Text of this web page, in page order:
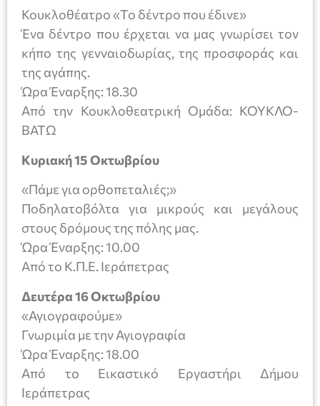
Κουκλοθέατρο «Το δέντρο που έδινε»
Ένα δέντρο που έρχεται να μας γνωρίσει τον
κήπο της γενναιοδωρίας, της προσφοράς και
της αγάπης.
Ώρα Έναρξης: 18.30
Από την Κουκλοθεατρική Ομάδα: ΚΟΥΚΛΟ-
ΒΑΤΩ
Κυριακή 15 Οκτωβρίου
«Πάμε για ορθοπεταλιές;»
Ποδηλατοβόλτα για μικρούς και μεγάλους
στους δρόμους της πόλης μας.
Ώρα Έναρξης: 10.00
Από το Κ.Π.Ε. Ιεράπετρας
Δευτέρα 16 Οκτωβρίου
«Αγιογραφούμε»
Γνωριμία με την Αγιογραφία
Ώρα Έναρξης: 18.00
Από το Εικαστικό Εργαστήρι Δήμου
Ιεράπετρας